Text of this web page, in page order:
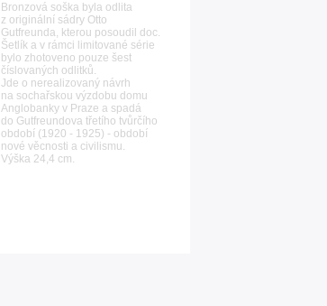
Bronzová soška byla odlita
z originální sádry Otto
Gutfreunda, kterou posoudil doc.
Šetlík a v rámci limitované série
bylo zhotoveno pouze šest
číslovaných odlitků.
Jde o nerealizovaný návrh
na sochařskou výzdobu domu
Anglobanky v Praze a spadá
do Gutfreundova třetího tvůrčího
období (1920 - 1925) - období
nové věcnosti a civilismu.
Výška 24,4 cm.